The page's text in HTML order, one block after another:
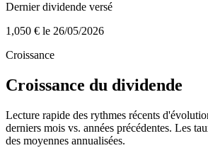
Dernier dividende versé
1,050 € le 26/05/2026
Croissance
Croissance du dividende
Lecture rapide des rythmes récents
derniers mois vs. années précédentes. Les
des moyennes annualisées.